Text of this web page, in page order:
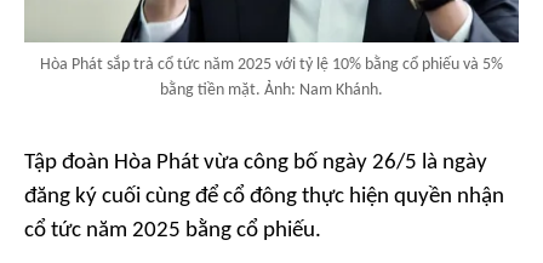
Hòa Phát sắp trả cổ tức năm 2025 với tỷ lệ 10% bằng cổ phiếu và 5%
bằng tiền mặt. Ảnh: Nam Khánh.
Tập đoàn Hòa Phát vừa công bố ngày 26/5 là ngày
đăng ký cuối cùng để cổ đông thực hiện quyền nhận
cổ tức năm 2025 bằng cổ phiếu.